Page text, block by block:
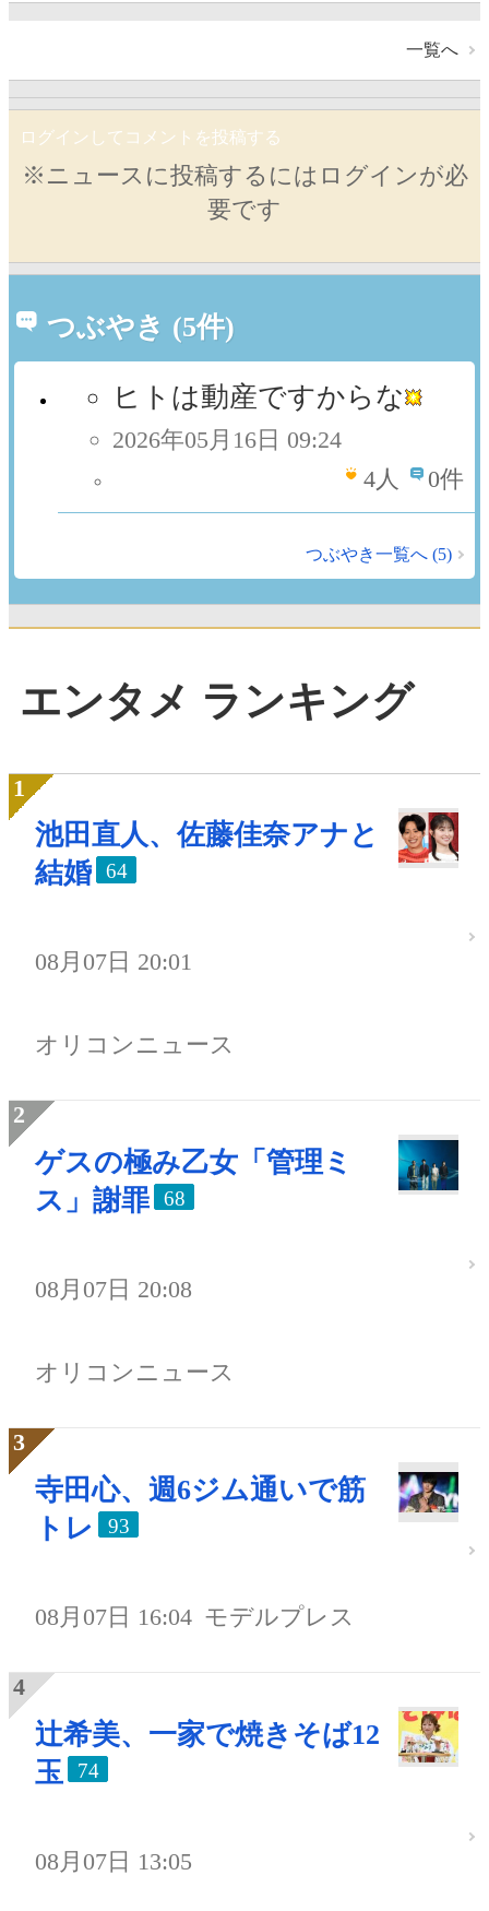
一覧へ
ログインしてコメントを投稿する
※ニュースに投稿するにはログインが必
要です
つぶやき (5件)
ヒトは動産ですからな
2026年05月16日 09:24
4 人 0件
つぶやき一覧へ (5)
エンタメ ランキング
池田直人、佐藤佳奈アナと
結婚
64
08月07日 20:01
オリコンニュース
ゲスの極み乙女「管理ミ
ス」謝罪
68
08月07日 20:08
オリコンニュース
寺田心、週6ジム通いで筋
トレ
93
08月07日 16:04 モデルプレス
辻希美、一家で焼きそば12
玉
74
08月07日 13:05